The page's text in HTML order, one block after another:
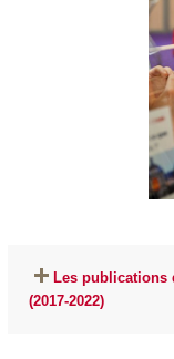
Les publications
(2017-2022)